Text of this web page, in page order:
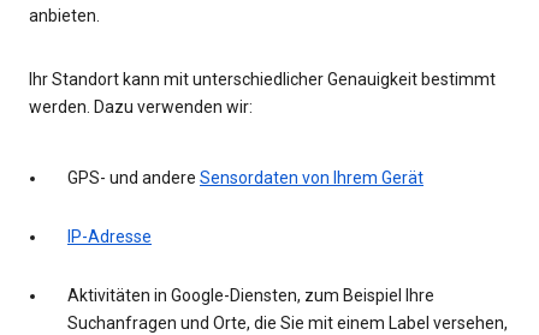
anbieten.
Ihr Standort kann mit unterschiedlicher Genauigkeit bestimmt
werden. Dazu verwenden wir:
GPS- und andere Sensordaten von Ihrem Gerät
IP-Adresse
Aktivitäten in Google-Diensten, zum Beispiel Ihre
Suchanfragen und Orte, die Sie mit einem Label versehen,